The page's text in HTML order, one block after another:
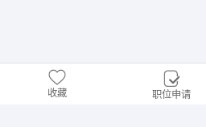
收藏 职位申请